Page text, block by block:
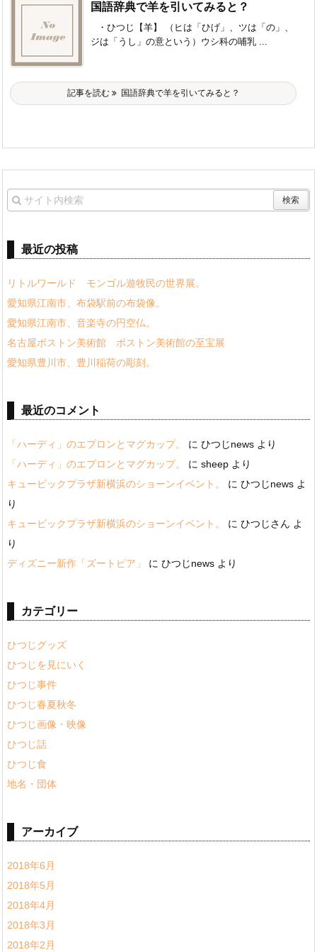
国語辞典で羊を引いてみると？
・ひつじ【羊】 （ヒは「ひげ」、ツは「の」、
ジは「うし」の意という）ウシ科の哺乳 ...
記事を読む 国語辞典で羊を引いてみると？
最近の投稿
リトルワールド モンゴル遊牧民の世界展。
愛知県江南市、布袋駅前の布袋像。
愛知県江南市、音楽寺の円空仏。
名古屋ボストン美術館 ボストン美術館の至宝展
愛知県豊川市、豊川稲荷の彫刻。
最近のコメント
「ハーディ」のエプロンとマグカップ。 に ひつじnews より
「ハーディ」のエプロンとマグカップ。
に sheep より
キュービックプラザ新横浜のショーンイベント。
に ひつじnews よ
り
キュービックプラザ新横浜のショーンイベント。
に ひつじさん よ
り
ディズニー新作「ズートピア」
に ひつじnews より
カテゴリー
ひつじグッズ
ひつじを見にいく
ひつじ事件
ひつじ春夏秋冬
ひつじ画像・映像
ひつじ話
ひつじ食
地名・団体
アーカイブ
2018年6月
2018年5月
2018年4月
2018年3月
2018年2月